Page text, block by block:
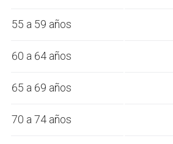
55 a 59 años
60 a 64 años
65 a 69 años
70 a 74 años